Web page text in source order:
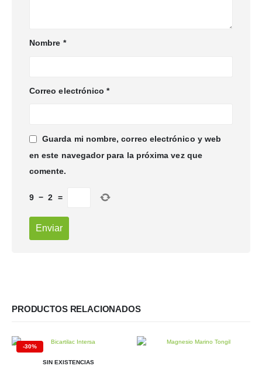
Nombre *
Correo electrónico*
Guarda mi nombre, correo electrónico y web
en este navegador para la próxima vez que
comente.
9 − 2 =
PRODUCTOS RELACIONADOS
-30%
SIN EXISTENCIAS